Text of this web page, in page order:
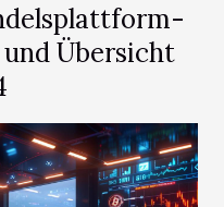
Übersicht